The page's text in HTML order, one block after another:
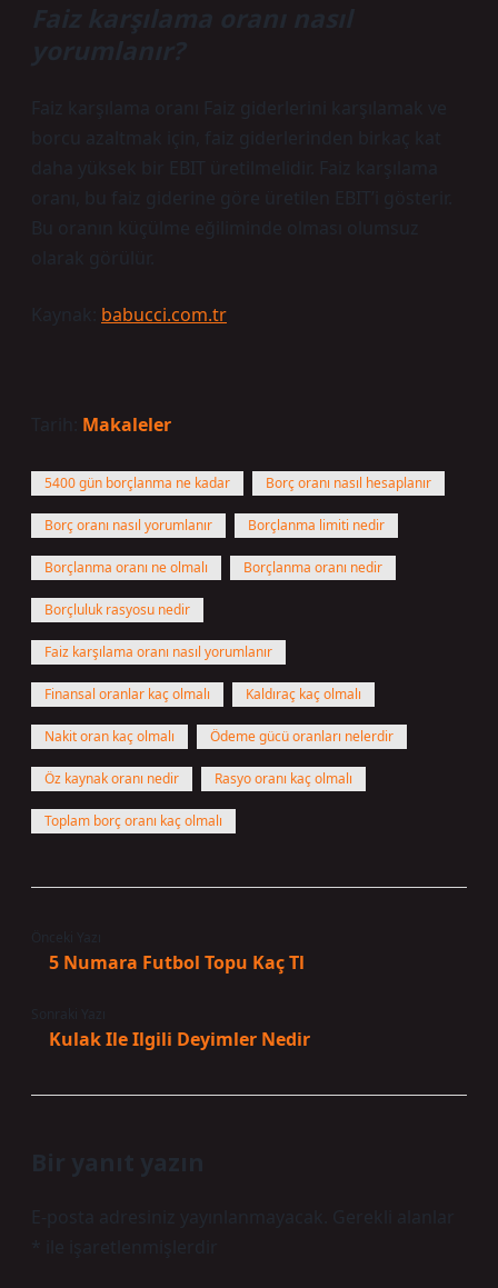
Faiz karşılama oranı nasıl
yorumlanır?
Faiz karşılama oranı Faiz giderlerini karşılamak ve
borcu azaltmak için, faiz giderlerinden birkaç kat
daha yüksek bir EBIT üretilmelidir. Faiz karşılama
oranı, bu faiz giderine göre üretilen EBIT’i gösterir.
Bu oranın küçülme eğiliminde olması olumsuz
olarak görülür.
Kaynak: babucci.com.tr
Tarih: Makaleler
5400 gün borçlanma ne kadar Borç oranı nasıl hesaplanır
Borç oranı nasıl yorumlanır Borçlanma limiti nedir
Borçlanma oranı ne olmalı Borçlanma oranı nedir
Borçluluk rasyosu nedir
Faiz karşılama oranı nasıl yorumlanır
Finansal oranlar kaç olmalı Kaldıraç kaç olmalı
Nakit oran kaç olmalı Ödeme gücü oranları nelerdir
Öz kaynak oranı nedir Rasyo oranı kaç olmalı
Toplam borç oranı kaç olmalı
5 Numara Futbol Topu Kaç Tl
Kulak Ile Ilgili Deyimler Nedir
Bir yanıt yazın
E-posta adresiniz yayınlanmayacak.
Gerekli alanlar
ile işaretlenmişlerdir